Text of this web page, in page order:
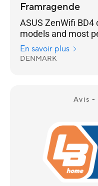
Framragende
ASUS ZenWifi
models and most
the difference
En savoir plus
DENMARK
Avis -